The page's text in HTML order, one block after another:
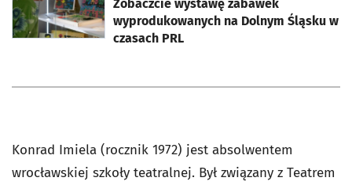
Zobaczcie wystawę zabawek
wyprodukowanych na Dolnym Śląsku w
czasach PRL
Konrad Imiela (rocznik 1972) jest absolwentem
wrocławskiej szkoły teatralnej. Był związany z Teatrem